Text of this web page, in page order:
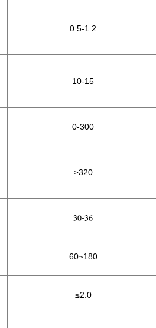
0.5-1.2
10-15
0-300
≥320
30-36
60~180
≤2.0